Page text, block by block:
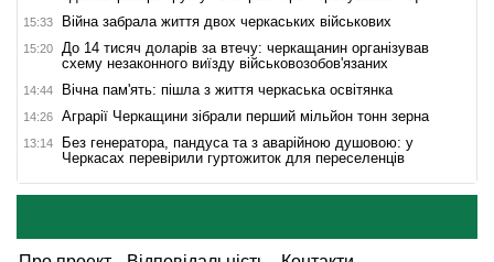
15:33 Війна забрала життя двох черкаських військових
15:20
До 14 тисяч доларів за втечу: черкащанин організував
схему незаконного виїзду військовозобов'язаних
14:44 Вічна пам'ять: пішла з життя черкаська освітянка
14:26 Аграрії Черкащини зібрали перший мільйон тонн зерна
13:14
Без генератора, пандуса та з аварійною душовою: у
Черкасах перевірили гуртожиток для переселенців